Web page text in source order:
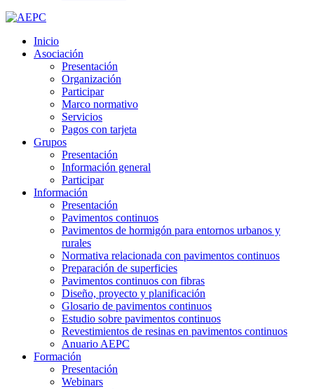
Inicio
Asociación
Presentación
Organización
Participar
Marco normativo
Servicios
Pagos con tarjeta
Grupos
Presentación
Información general
Participar
Información
Presentación
Pavimentos continuos
Pavimentos de hormigón para entornos urbanos y
rurales
Normativa relacionada con pavimentos continuos
Preparación de superficies
Pavimentos continuos con fibras
Diseño, proyecto y planificación
Glosario de pavimentos continuos
Estudio sobre pavimentos continuos
Revestimientos de resinas en pavimentos continuos
Anuario AEPC
Formación
Presentación
Webinars